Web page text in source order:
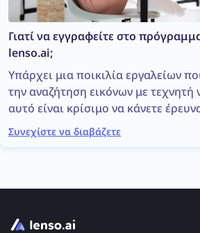
Γιατί να εγγραφείτε στο
lenso.ai;
Υπάρχει μια ποικιλία εργαλείων
την αναζήτηση εικόνων με τεχνητή
αυτό είναι κρίσιμο να κάνετε
επιλέξετε το εργαλείο που
ανάγκες και τους στόχους σας.
πρόγραμμα συνδρομής στο lenso.ai.
Συνεχίστε να διαβάζετε